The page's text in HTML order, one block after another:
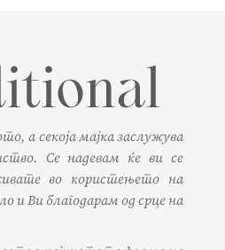
а секоја мајка заслужува
Се надевам ќе ви се
во користењето на
и Ви благодарам од срце на